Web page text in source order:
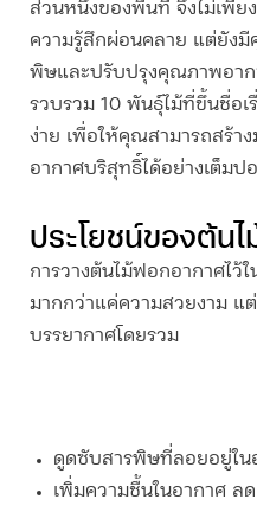
ส่วนหนึ่งของพื้นที่ จึงไม่เพีย
ความรู้สึกผ่อนคลาย แต่ยัง
พิษและปรับปรุงคุณภาพอาก
รวบรวม 10 พันธุ์ไม้ที่ขึ้นชื่อ
ง่าย เพื่อให้คุณสามารถสร้
อากาศบริสุทธิ์ได้อย่างเต็มป
ประโยชน์ของต้น
การวางต้นไม้ฟอกอากาศ ไว้
มากกว่าแค่ความสวยงาม แ
บรรยากาศโดยรวม
ดูดซับสารพิษที่ลอยอยู่ใน
เพิ่มความชื้นในอากาศ